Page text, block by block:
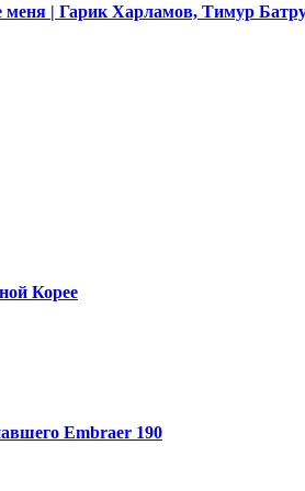
меня | Гарик Харламов, Тимур
Корее
Embraer 190